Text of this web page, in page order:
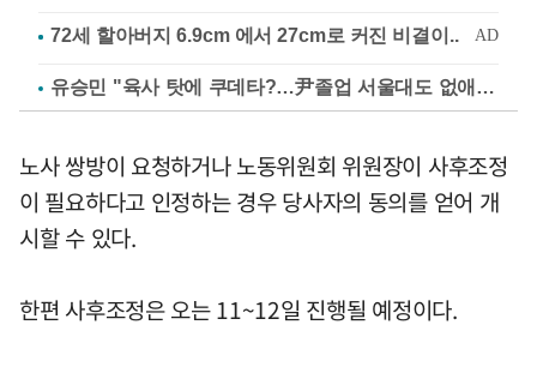
유승민 "육사 탓에 쿠데타?…尹졸업 서울대도 없애나"
노사 쌍방이 요청하거나 노동위원회 위원장이 사후조정
이 필요하다고 인정하는 경우 당사자의 동의를 얻어 개
시할 수 있다.
한편 사후조정은 오는 11~12일 진행될 예정이다.